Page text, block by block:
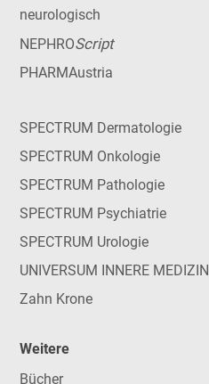
neurologisch
NEPHROScript
PHARMAustria
SPECTRUM Dermatologie
SPECTRUM Onkologie
SPECTRUM Pathologie
SPECTRUM Psychiatrie
SPECTRUM Urologie
UNIVERSUM INNERE MEDIZIN
Zahn Krone
Weitere
Bücher